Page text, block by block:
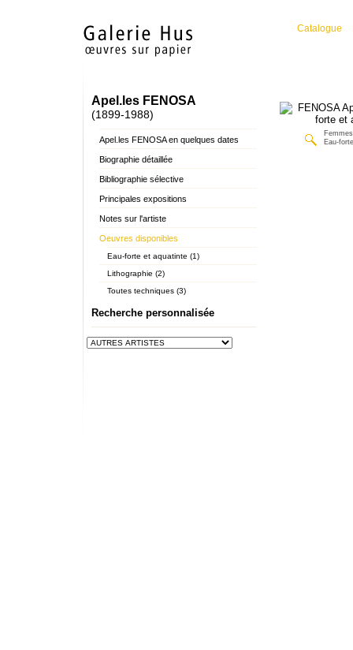
Catalogue
Apel.les FENOSA
(1899-1988)
Apel.les FENOSA en quelques dates
Biographie détaillée
Bibliographie sélective
Principales expositions
Notes sur l'artiste
Oeuvres disponibles
Eau-forte et aquatinte (1)
Lithographie (2)
Toutes techniques (3)
Recherche personnalisée
Eau-